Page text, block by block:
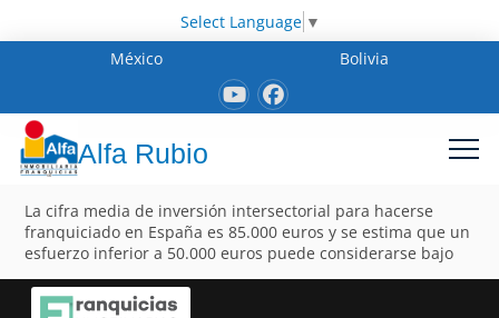
Select Language ▼
México
Bolivia
Alfa Rubio
La cifra media de inversión intersectorial para hacerse
franquiciado en España es 85.000 euros y se estima que un
esfuerzo inferior a 50.000 euros puede considerarse bajo